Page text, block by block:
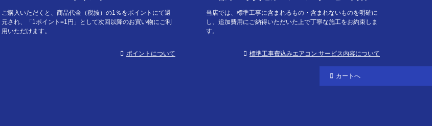
カートへ
ご購入いただくと、商品代金（税抜）の1％をポイントにて還
元され、「1ポイント=1円」として次回以降のお買い物にご利
用いただけます。
ポイントについて
当店では、標準工事に含まれるもの・含まれないものを明確に
し、追加費用にご納得いただいた上で丁寧な施工をお約束しま
す。
標準工事費込みエアコン サービス内容について